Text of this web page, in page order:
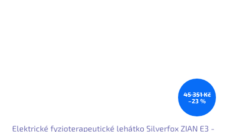
45 351 Kč
–23 %
Elektrické fyzioterapeutické lehátko Silverfox ZIAN E3 -